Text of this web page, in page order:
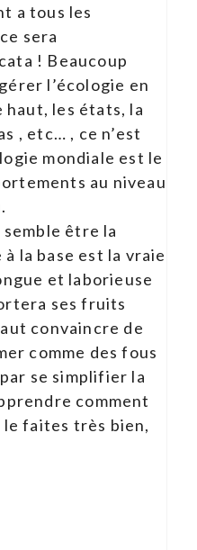
a tous les
sera
! Beaucoup
l’écologie en
haut, les états, la
, etc… , ce n’est
mondiale est le
au niveau
être la
la base est la vraie
et laborieuse
ses fruits
convaincre de
comme des fous
se simplifier la
comment
faites très bien,